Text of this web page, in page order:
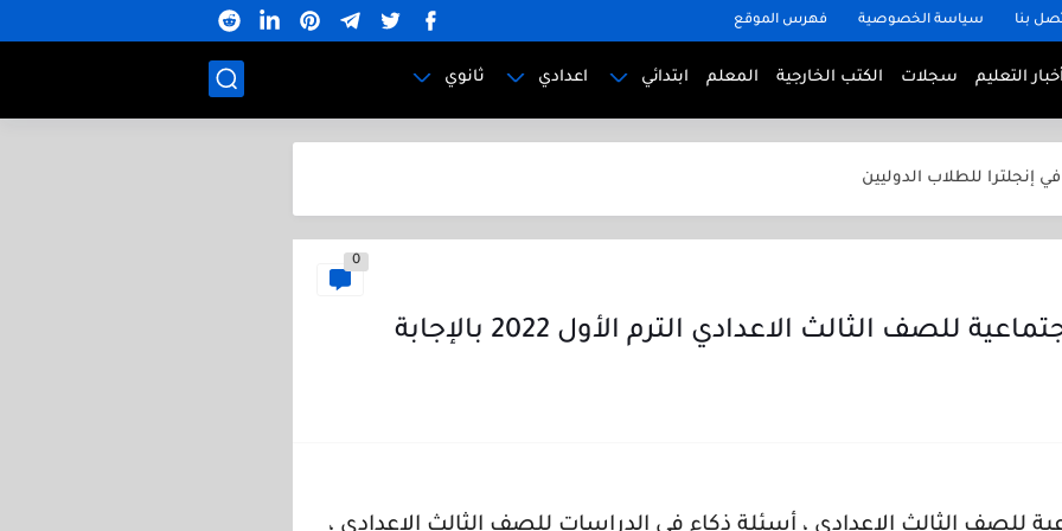
بنا سياسة الخصوصية فهرس الموقع
أخبار التعليم سجلات الكتب الخارجية المعلم ابتدائي اعدادي ثانوي
في ألمانيا للطلاب الدوليين
في فرنسا للطلاب الدوليين
في أمريكا للطلاب الدوليين
للصف الخامس الابتدائي الترم الأول 2025
الكنترول المدرسي ابتدائي واعدادي وثانوي بجودة عالية
0
للصف الثالث الاعدادي الترم الأول 2022 بالإجابة
للصف الثالث الاعدادي ، أسئلة ذكاء في الدراسات للصف الثالث الإعدادي ،